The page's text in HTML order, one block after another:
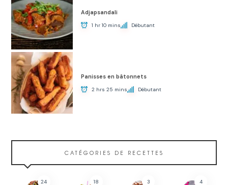
Adjapsandali
1 hr 10 mins Débutant
Panisses en bâtonnets
2 hrs 25 mins Débutant
CATÉGORIES DE RECETTES
24 18 3 4